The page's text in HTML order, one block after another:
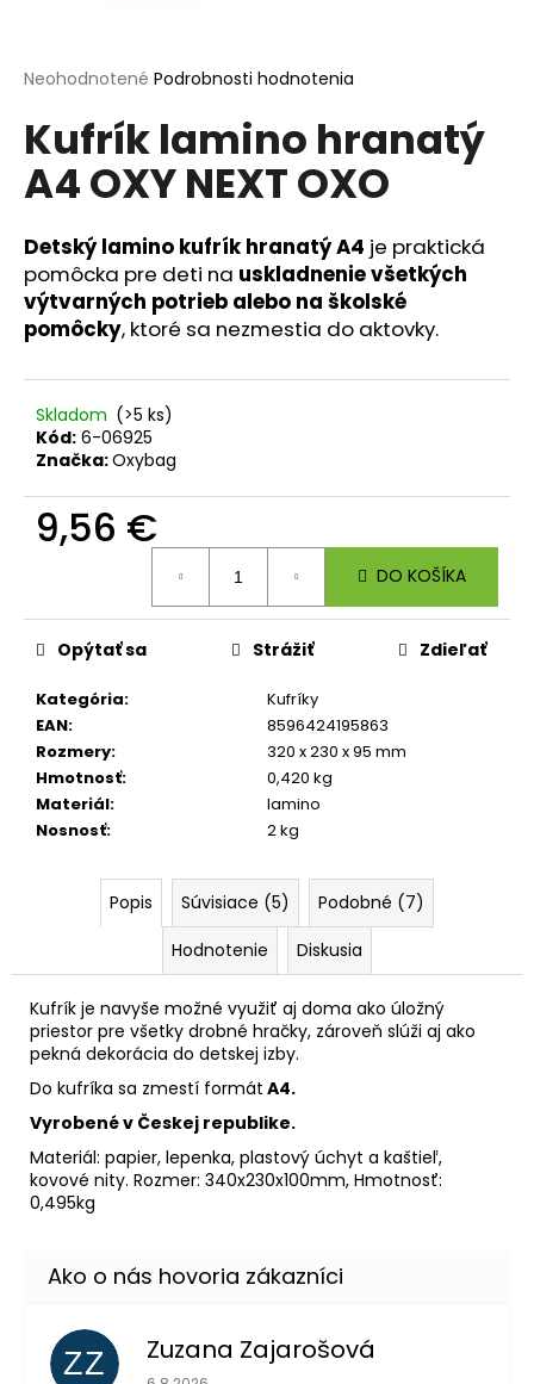
Priemerné
produktu
je
0,0
z
hviezdičiek.
Neohodnotené Podrobnosti hodnotenia
Kufrík lamino hranatý
A4 OXY NEXT OXO
Detský lamino kufrík hranatý A4 je praktická
pomôcka pre deti na uskladnenie všetkých
výtvarných potrieb alebo na školské
pomôcky, ktoré sa nezmestia do aktovky.
Skladom (>5 ks)
Kód: 6-06925
Značka:Oxybag
9,56 €
DO KOŠÍKA
Kategória:
Kufríky
EAN:
8596424195863
Rozmery:
320 x 230 x 95 mm
Hmotnosť:
0,420 kg
Materiál:
lamino
Nosnosť: 2 kg
Opýtať sa Strážiť Zdieľať
Popis Súvisiace (5)
Podobné (7)
Hodnotenie
Diskusia
Kufrík je navyše možné využiť aj doma ako úložný
priestor pre všetky drobné hračky, zároveň slúži aj ako
pekná dekorácia do detskej izby.
Do kufríka sa zmestí formát A4.
Vyrobené v Českej republike.
Materiál: papier, lepenka, plastový úchyt a kaštieľ,
kovové nity. Rozmer: 340x230x100mm, Hmotnosť:
0,495kg
ZZ Zuzana Zajarošová
Hodnotenie obchodu je 5 z 5 hviezdičiek.
s
ť
?
HĽADAŤ
O
d
p
o
ú
e
ŠKOLSKÝ
SET
8-
DIELNY
OXY
GO
FOOTBALL
CHAMPIONSHIP